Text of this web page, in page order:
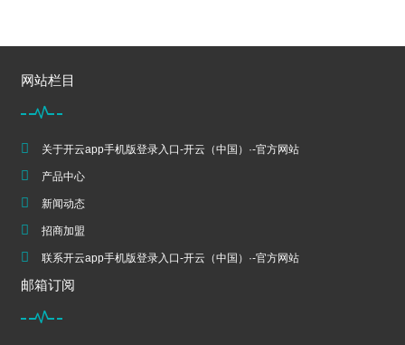
网站栏目
关于开云app手机版登录入口-开云（中国）·-官方网站
产品中心
新闻动态
招商加盟
联系开云app手机版登录入口-开云（中国）·-官方网站
邮箱订阅